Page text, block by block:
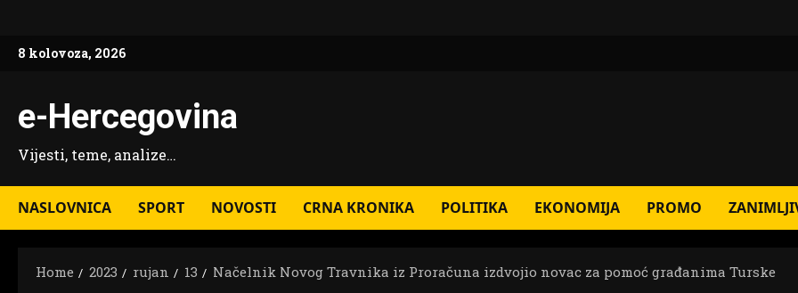
content
8 kolovoza, 2026
e-Hercegovina
Vijesti, teme, analize…
NASLOVNICA SPORT NOVOSTI CRNA KRONIKA POLITIKA EKONOMIJA PROMO
Home 2023 rujan 13 Načelnik Novog Travnika iz Proračuna izdvojio novac za pomoć građanima Turske